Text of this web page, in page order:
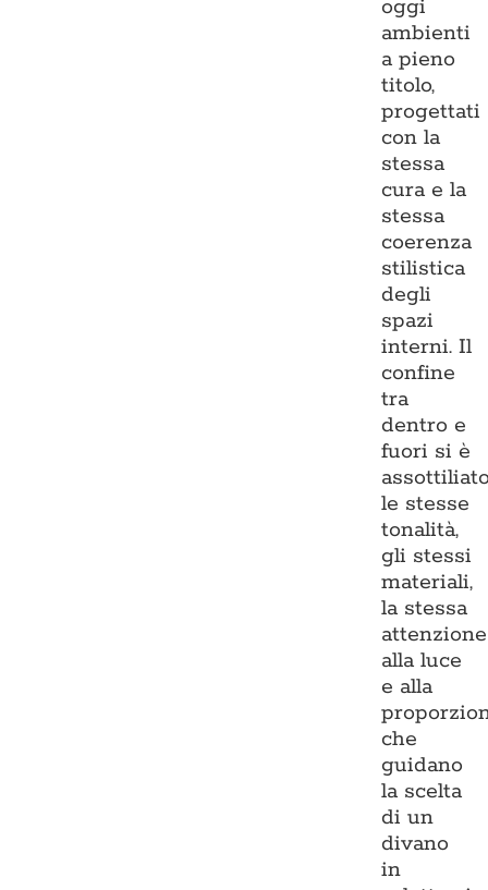
oggi
ambienti
a pieno
titolo,
progettati
con la
stessa
cura e la
stessa
coerenza
stilistica
degli
spazi
interni. Il
confine
tra
dentro e
fuori si è
le stesse
tonalità,
gli stessi
materiali,
la stessa
attenzione
alla luce
e alla
che
guidano
la scelta
di un
divano
in